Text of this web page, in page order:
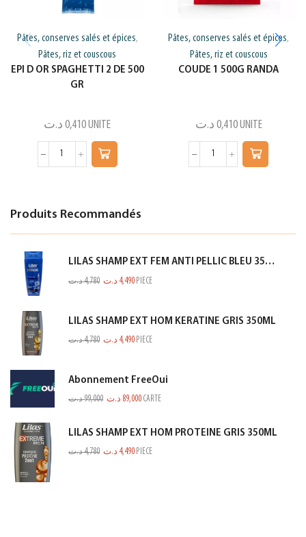
Pâtes, conserves salés et épices,
Pâtes, riz et couscous
EPI D OR SPAGHETTI 2 DE 500
GR
0,410 د.ت UNITE
Pâtes, conserves salés et épices,
Pâtes, riz et couscous
COUDE 1 500G RANDA
0,410 د.ت UNITE
Produits Recommandés
LILAS SHAMP EXT FEM ANTI PELLIC BLEU 350ML
4,780د.ت 4,490 د.ت PIECE
LILAS SHAMP EXT HOM KERATINE GRIS 350ML
4,780د.ت 4,490 د.ت PIECE
Abonnement FreeOui
99,000د.ت 89,000 د.ت CARTE
LILAS SHAMP EXT HOM PROTEINE GRIS 350ML
4,780د.ت 4,490 د.ت PIECE